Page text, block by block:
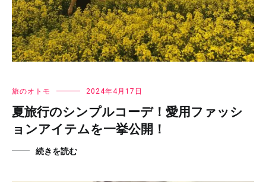
旅のオトモ 2024年4月17日
夏旅行のシンプルコーデ！愛用ファッシ
ョンアイテムを一挙公開！
続きを読む